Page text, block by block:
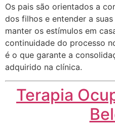
Os pais são orientados a
dos filhos e entender a
manter os estímulos em
continuidade do processo
é o que garante a
adquirido na clínica.
Terapia